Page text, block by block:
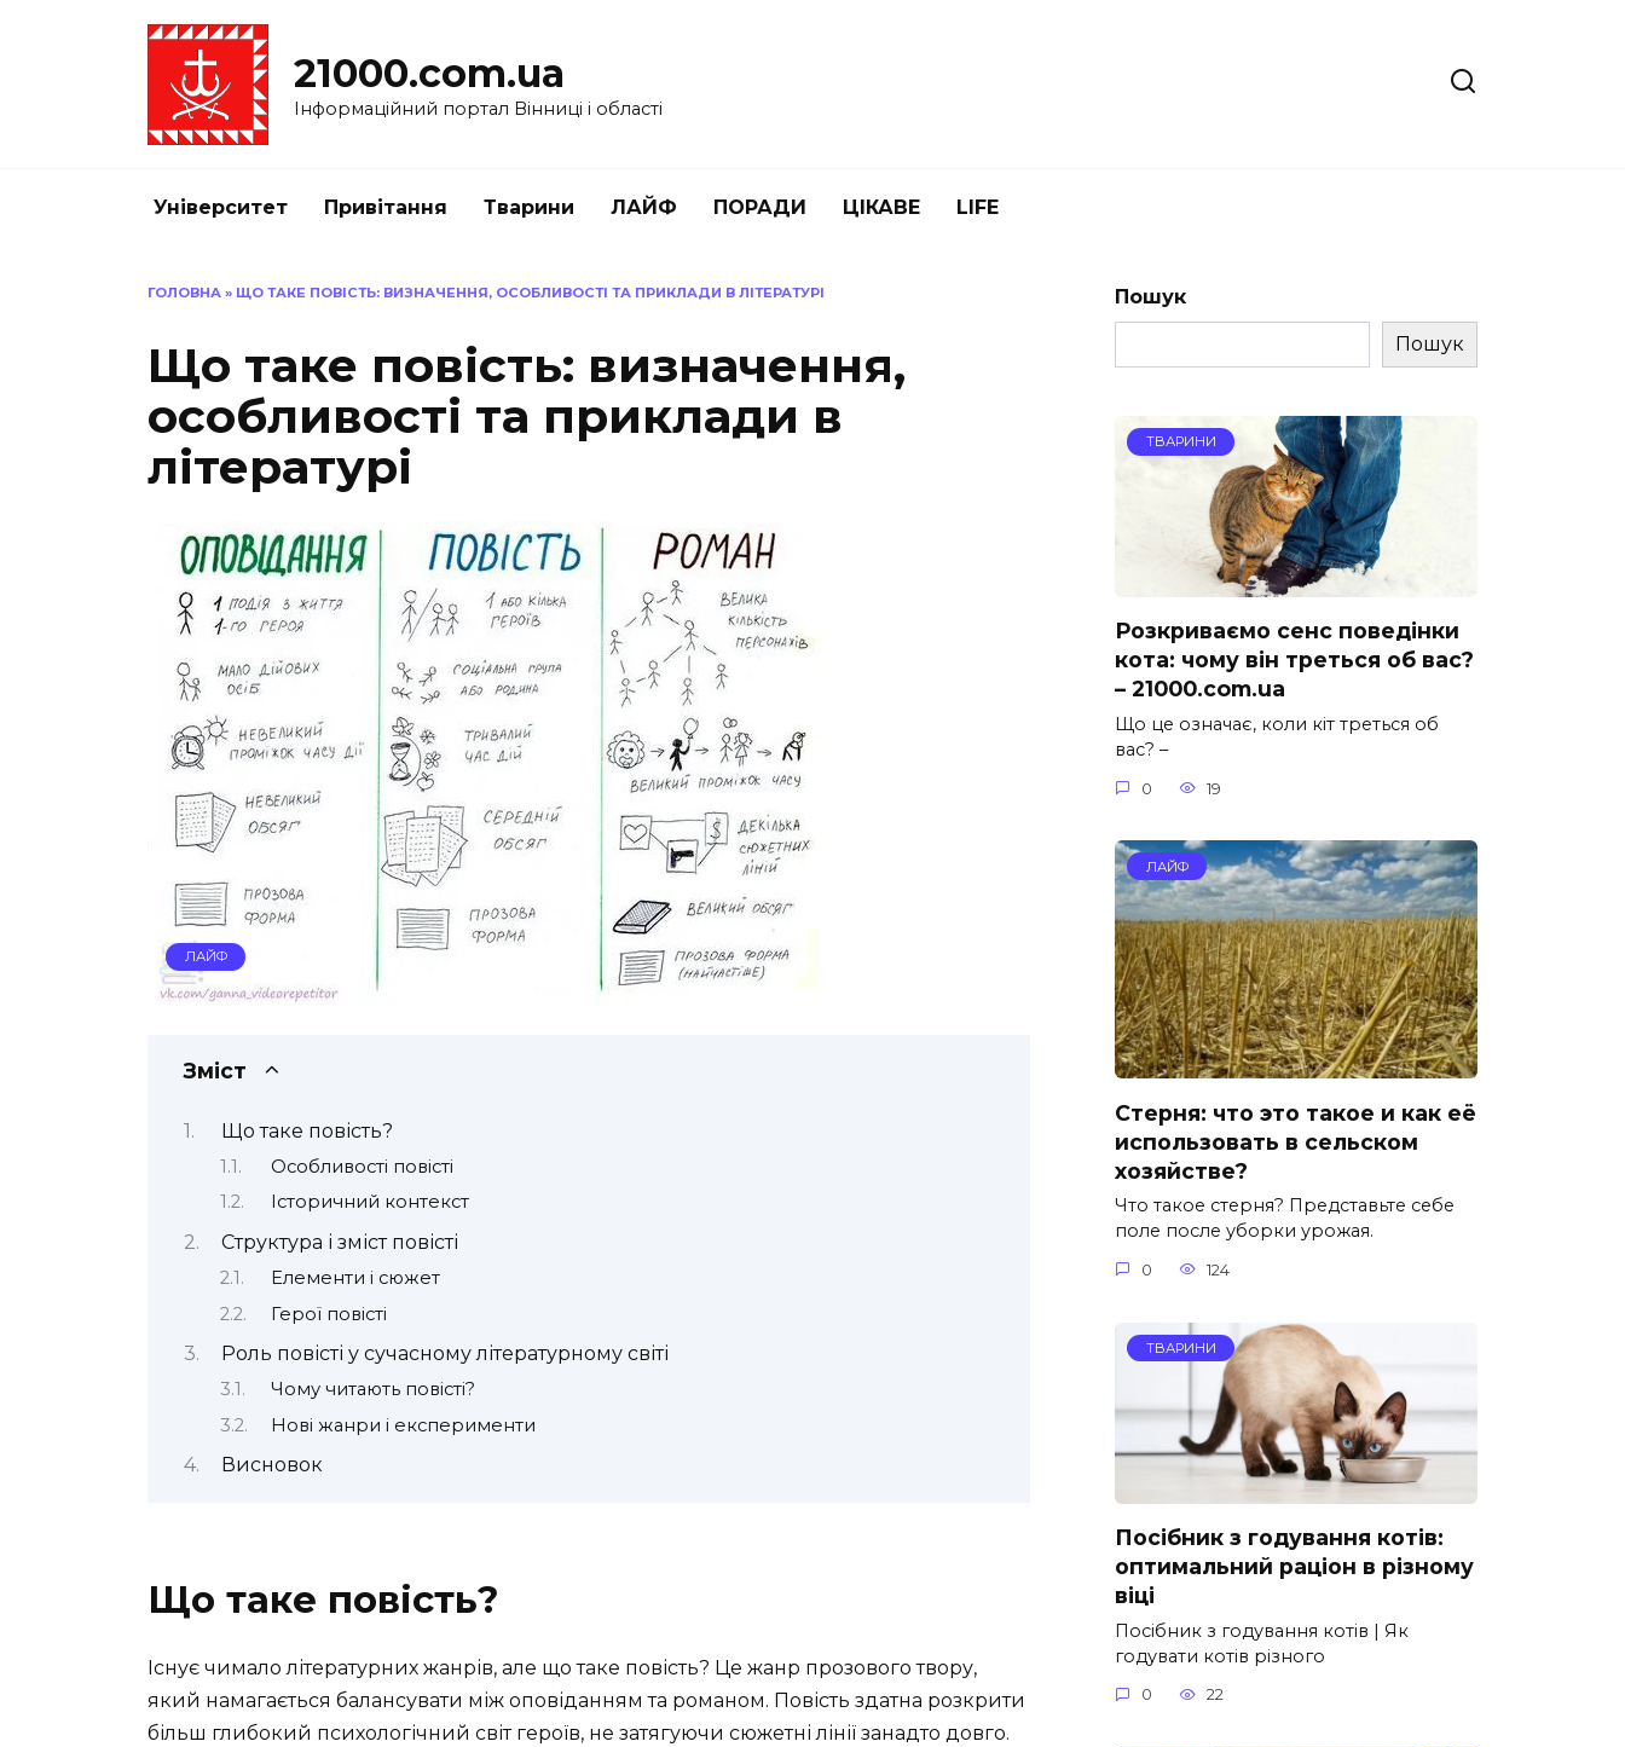
21000.com.ua
Інформаційний портал Вінниці і області
Університет Привітання Тварини ЛАЙФ ПОРАДИ ЦІКАВЕ LIFE
ГОЛОВНА » ЩО ТАКЕ ПОВІСТЬ: ВИЗНАЧЕННЯ, ОСОБЛИВОСТІ ТА ПРИКЛАДИ В ЛІТЕРАТУРІ
Що таке повість: визначення,
особливості та приклади в
літературі
ЛАЙФ
Зміст
Що таке повість?
Особливості повісті
Історичний контекст
Структура і зміст повісті
Елементи і сюжет
Герої повісті
Роль повісті у сучасному літературному світі
Чому читають повісті?
Нові жанри і експерименти
Висновок
Що таке повість?
Існує чимало літературних жанрів, але що таке повість? Це жанр прозового твору,
який намагається балансувати між оповіданням та романом. Повість здатна розкрити
більш глибокий психологічний світ героїв, не затягуючи сюжетні лінії занадто довго.
Пошук
Пошук
ТВАРИНИ
Розкриваємо сенс поведінки
кота: чому він треться об вас?
– 21000.com.ua
Що це означає, коли кіт треться об
вас? –
0 19
ЛАЙФ
Стерня: что это такое и как её
использовать в сельском
хозяйстве?
Что такое стерня? Представьте себе
поле после уборки урожая.
0 124
ТВАРИНИ
Посібник з годування котів:
оптимальний раціон в різному
віці
Посібник з годування котів | Як
годувати котів різного
0 22